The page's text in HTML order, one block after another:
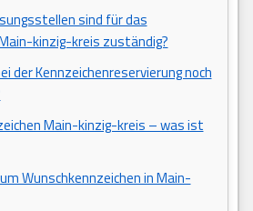
sind für das
kinzig-kreis zuständig?
der Kennzeichenreservierung noch
Main-kinzig-kreis – was ist
Wunschkennzeichen in Main-